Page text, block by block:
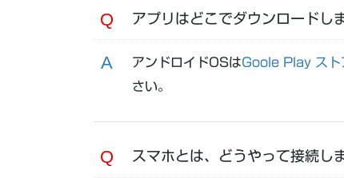
アプリはどこでダウンロードし
アンドロイドOSはGoole Play スト
さい。
スマホとは、どうやって接続し